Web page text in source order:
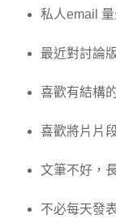
私人email
最近對討論
喜歡有結構
喜歡將片片
文筆不好，
不必每天發